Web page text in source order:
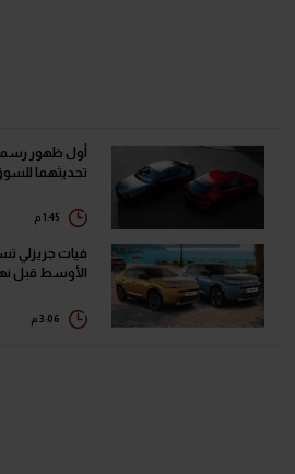
تحديثهما للسوق
فيات جريزلي
الأوسط قبل نهاية